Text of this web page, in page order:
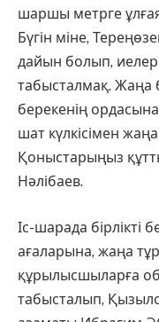
шаршы метрге
Бүгін міне,
дайын болып,
табысталмақ. Жаңа
берекенің
шат күлкісімен
Қоныстарыңыз
Нәлібаев.
Іс-шарада бірлікті
ағаларына, жаңа
құрылысшыларға
табысталып,